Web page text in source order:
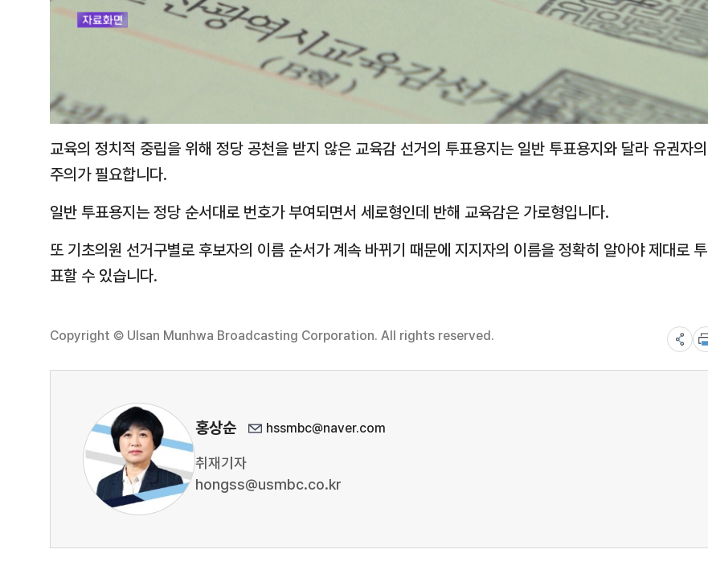
교육의 정치적 중립을 위해 정당 공천을 받지 않은 교육감 선거의 투표용지는 일반 투표용지와 달라 유권자의
주의가 필요합니다.
일반 투표용지는 정당 순서대로 번호가 부여되면서 세로형인데 반해 교육감은 가로형입니다.
또 기초의원 선거구별로 후보자의 이름 순서가 계속 바뀌기 때문에 지지자의 이름을 정확히 알아야 제대로 투
표할 수 있습니다.
Copyright © Ulsan Munhwa Broadcasting Corporation. All rights reserved.
홍상순 hssmbc@naver.com
취재기자
hongss@usmbc.co.kr